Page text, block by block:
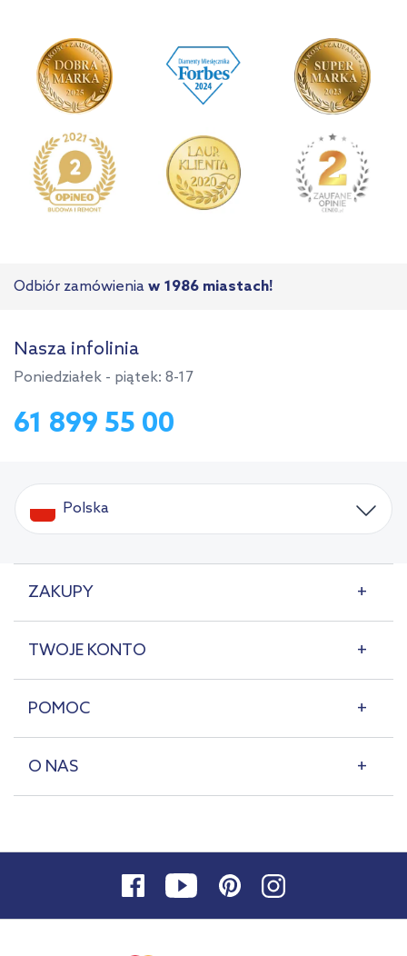
Odbiór zamówienia w 1986 miastach!
Nasza infolinia
Poniedziałek - piątek: 8-17
61 899 55 00
Polska
ZAKUPY
TWOJE KONTO
POMOC
O NAS